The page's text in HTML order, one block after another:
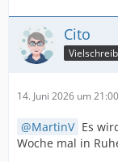
Cito
14. Juni 2026 um 21:00
MartinV Es
Woche mal in